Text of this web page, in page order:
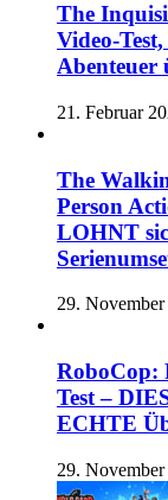
The
Video-
Abenteuer
21. Februar
The
Person
LOHNT
29.
RoboCop:
Test –
ECHTE
29.